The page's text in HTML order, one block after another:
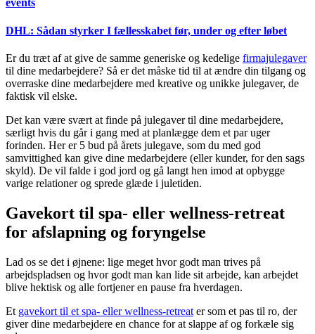
events
DHL: Sådan styrker I fællesskabet før, under og efter løbet
Er du træt af at give de samme generiske og kedelige firmajulegaver
til dine medarbejdere? Så er det måske tid til at ændre din tilgang og
overraske dine medarbejdere med kreative og unikke julegaver, de
faktisk vil elske.
Det kan være svært at finde på julegaver til dine medarbejdere,
særligt hvis du går i gang med at planlægge dem et par uger
forinden. Her er 5 bud på årets julegave, som du med god
samvittighed kan give dine medarbejdere (eller kunder, for den sags
skyld). De vil falde i god jord og gå langt hen imod at opbygge
varige relationer og sprede glæde i juletiden.
Gavekort til spa- eller wellness-retreat
for afslapning og foryngelse
Lad os se det i øjnene: lige meget hvor godt man trives på
arbejdspladsen og hvor godt man kan lide sit arbejde, kan arbejdet
blive hektisk og alle fortjener en pause fra hverdagen.
Et gavekort til et spa- eller wellness-retreat er som et pas til ro, der
giver dine medarbejdere en chance for at slappe af og forkæle sig